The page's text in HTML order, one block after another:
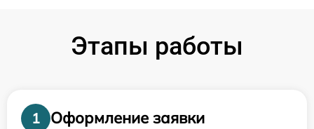
Этапы работы
1
Оформление заявки